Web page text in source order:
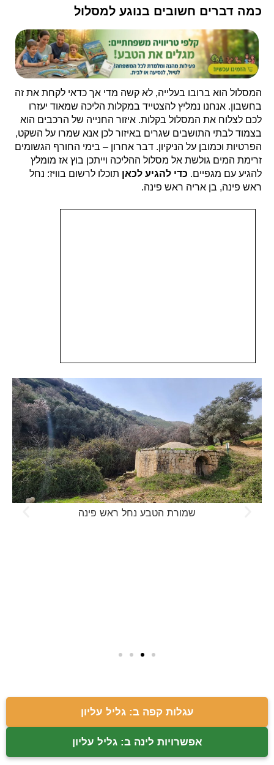
כמה דברים חשובים בנוגע למסלול
המסלול הוא ברובו בעלייה, לא קשה מדי אך כדאי לקחת את זה
בחשבון. אנחנו נמליץ להצטייד במקלות הליכה שמאוד יעזרו
לכם לצלוח את המסלול בקלות. איזור החנייה של הרכבים הוא
בצמוד לבתי התושבים שגרים באיזור לכן אנא שמרו על השקט,
הפרטיות וכמובן על הניקיון. דבר אחרון – בימי החורף הגשומים
זרימת המים גולשת אל מסלול ההליכה וייתכן בוץ אז מומלץ
להגיע עם מגפיים. כדי להגיע לכאן תוכלו לרשום בוויז: נחל
ראש פינה, בן אריה ראש פינה.
שמורת הטבע נחל ראש פינה
ומקבלות המלצות